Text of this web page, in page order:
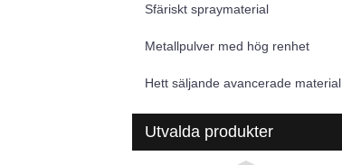
Sfäriskt spraymaterial
Metallpulver med hög renhet
Hett säljande avancerade material
Utvalda produkter